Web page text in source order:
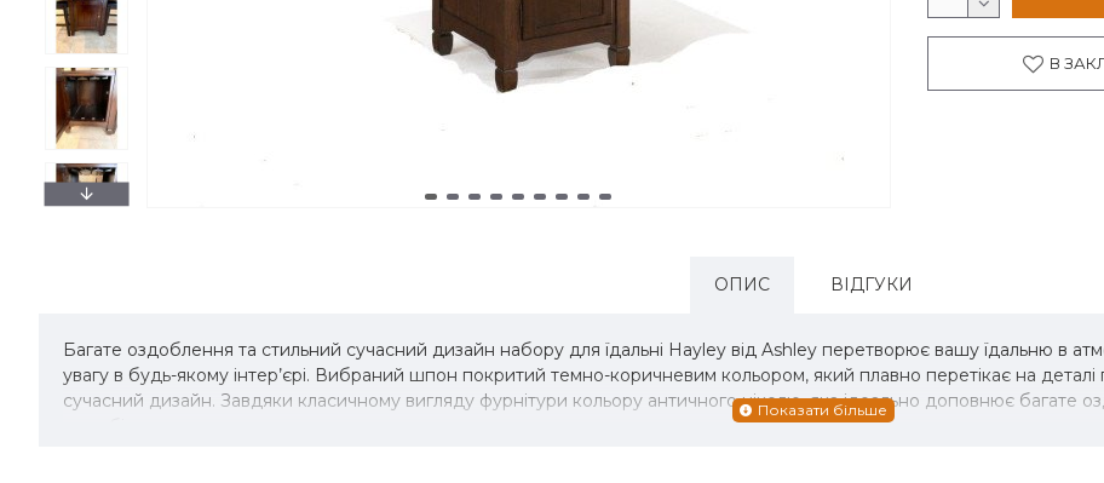
В
ОПИС ВІДГУКИ
Багате оздоблення та стильний сучасний дизайн набору для їдальні Hayley від Ashley перетворює вашу їдальню в
увагу в будь-якому інтер’єрі. Вибраний шпон покритий темно-коричневим кольором, який плавно перетікає на
сучасний дизайн. Завдяки класичному вигляду фурнітури кольору античного нікелю, яка ідеально доповнює багате